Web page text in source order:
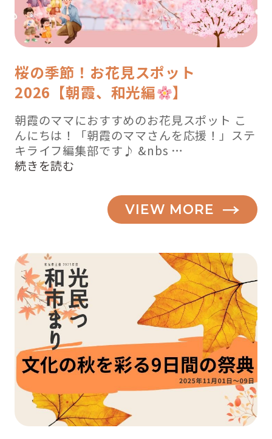
桜の季節！お花見スポット
2026【朝霞、和光編
】
朝霞のママにおすすめのお花見スポット こ
んにちは！「朝霞のママさんを応援！」ステ
キライフ編集部です♪ &nbs …
“桜
見
ス
ポ
ッ
ト
2019【朝
霞、
和
光
編
】”
続きを読む
VIEW MORE